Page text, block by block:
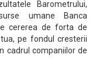
Barometrului,
umane Banca
cererea de forta de
pe fondul cresterii
cadrul companiilor de